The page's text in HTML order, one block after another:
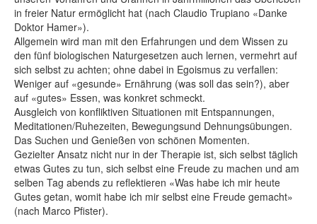
in freier Natur ermöglicht hat (nach Claudio Trupiano «Danke
Doktor Hamer»).
Allgemein wird man mit den Erfahrungen und dem Wissen zu
den fünf biologischen Naturgesetzen auch lernen, vermehrt auf
sich selbst zu achten; ohne dabei in Egoismus zu verfallen:
Weniger auf «gesunde» Ernährung (was soll das sein?), aber
auf «gutes» Essen, was konkret schmeckt.
Ausgleich von konfliktiven Situationen mit Entspannungen,
Meditationen/Ruhezeiten, Bewegungsund Dehnungsübungen.
Das Suchen und Genießen von schönen Momenten.
Gezielter Ansatz nicht nur in der Therapie ist, sich selbst täglich
etwas Gutes zu tun, sich selbst eine Freude zu machen und am
selben Tag abends zu reflektieren «Was habe ich mir heute
Gutes getan, womit habe ich mir selbst eine Freude gemacht»
(nach Marco Pfister).